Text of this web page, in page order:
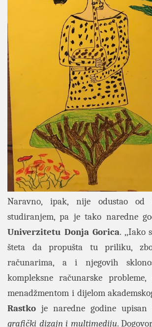
Naravno, ipak, nije odustao od
studiranjem, pa je tako naredne
Univerzitetu Donja Gorica. ,,Iako
šteta da propušta tu priliku,
računarima, a i njegovih
kompleksne računarske
menadžmentom i dijelom
Rastko je naredne godine upisan
grafički dizajn i multimediju.